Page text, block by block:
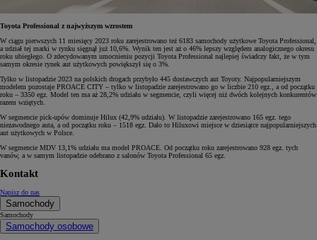
Toyota Professional z najwyższym wzrostem
W ciągu pierwszych 11 miesięcy 2023 roku zarejestrowano też 6183 samochody użytkowe Toyota Professional,
a udział tej marki w rynku sięgnął już 10,6%. Wynik ten jest aż o 46% lepszy względem analogicznego okresu
roku ubiegłego. O zdecydowanym umocnieniu pozycji Toyota Professional najlepiej świadczy fakt, że w tym
samym okresie rynek aut użytkowych powiększył się o 3%.
Tylko w listopadzie 2023 na polskich drogach przybyło 445 dostawczych aut Toyoty. Najpopularniejszym
modelem pozostaje PROACE CITY – tylko w listopadzie zarejestrowano go w liczbie 210 egz., a od początku
roku – 3350 egz. Model ten ma aż 28,2% udziału w segmencie, czyli więcej niż dwóch kolejnych konkurentów
razem wziętych.
W segmencie pick-upów dominuje Hilux (42,9% udziału). W listopadzie zarejestrowano 165 egz. tego
niezawodnego auta, a od początku roku – 1518 egz. Dało to Hiluxowi miejsce w dziesiątce najpopularniejszych
aut użytkowych w Polsce.
W segmencie MDV 13,1% udziału ma model PROACE. Od początku roku zarejestrowano 928 egz. tych
vanów, a w samym listopadzie odebrano z salonów Toyota Professional 65 egz.
Kontakt
Napisz do nas
Samochody
Samochody
Samochody osobowe